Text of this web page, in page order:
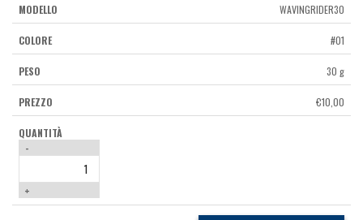
WAVINGRIDER30
#01
30 g
€10,00
-
+